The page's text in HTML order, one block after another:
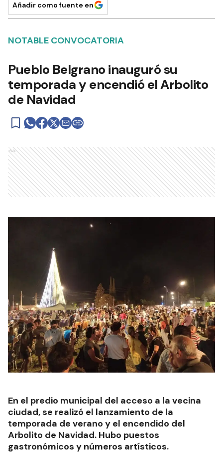
Añadir como fuente en
NOTABLE CONVOCATORIA
Pueblo Belgrano inauguró su
temporada y encendió el Arbolito
de Navidad
Ads
En el predio municipal del acceso a la vecina
ciudad, se realizó el lanzamiento de la
temporada de verano y el encendido del
Arbolito de Navidad. Hubo puestos
gastronómicos y números artísticos.